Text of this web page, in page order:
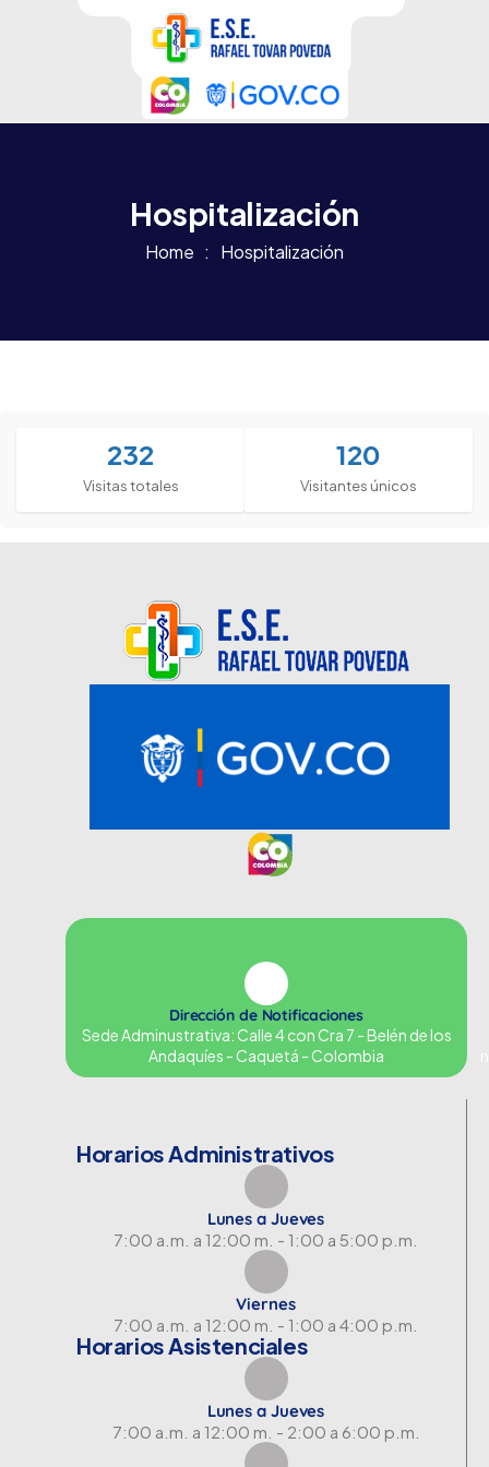
Hospitalización
Home Hospitalización
232
Visitas totales
120
Visitantes únicos
Dirección de Notificaciones
Sede Adminustrativa: Calle 4 con Cra 7 - Belén de los
Andaquíes - Caquetá - Colombia
Horarios Administrativos
Lunes a Jueves
7:00 a.m. a 12:00 m. - 1:00 a 5:00 p.m.
Viernes
7:00 a.m. a 12:00 m. - 1:00 a 4:00 p.m.
Horarios Asistenciales
Lunes a Jueves
7:00 a.m. a 12:00 m. - 2:00 a 6:00 p.m.